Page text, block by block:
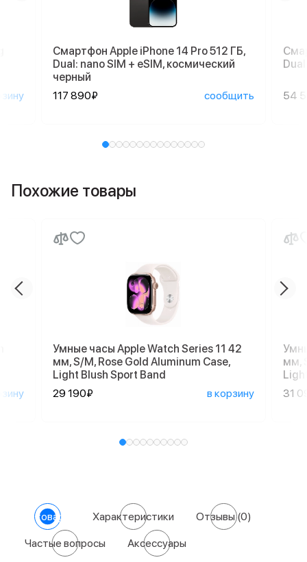
Смартфон Apple iPhone 14 Pro 512 ГБ,
Dual: nano SIM + eSIM, космический
черный
117 890₽
сообщить 54
Похожие товары
Умные часы Apple Watch Series 11 42
мм, S/M, Rose Gold Aluminum Case,
Light Blush Sport Band
29 190₽
в корзину
мм,
31
О товаре Характеристики Отзывы(0)
Частые вопросы Аксессуары